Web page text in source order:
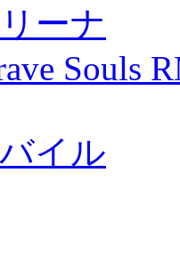
ーナ
Souls
イル